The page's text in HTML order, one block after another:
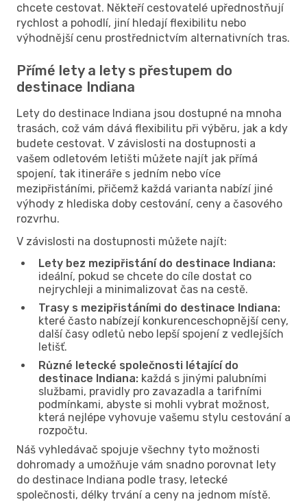
chcete cestovat. Někteří cestovatelé upřednostňují
rychlost a pohodlí, jiní hledají flexibilitu nebo
výhodnější cenu prostřednictvím alternativních tras.
Přímé lety a lety s přestupem do
destinace Indiana
Lety do destinace Indiana jsou dostupné na mnoha
trasách, což vám dává flexibilitu při výběru, jak a kdy
budete cestovat. V závislosti na dostupnosti a
vašem odletovém letišti můžete najít jak přímá
spojení, tak itineráře s jedním nebo více
mezipřistáními, přičemž každá varianta nabízí jiné
výhody z hlediska doby cestování, ceny a časového
rozvrhu.
V závislosti na dostupnosti můžete najít:
Lety bez mezipřistání do destinace Indiana:
ideální, pokud se chcete do cíle dostat co
nejrychleji a minimalizovat čas na cestě.
Trasy s mezipřistáními do destinace Indiana:
které často nabízejí konkurenceschopnější ceny,
další časy odletů nebo lepší spojení z vedlejších
letišť.
Různé letecké společnosti létající do
destinace Indiana: každá s jinými palubními
službami, pravidly pro zavazadla a tarifními
podmínkami, abyste si mohli vybrat možnost,
která nejlépe vyhovuje vašemu stylu cestování a
rozpočtu.
Náš vyhledávač spojuje všechny tyto možnosti
dohromady a umožňuje vám snadno porovnat lety
do destinace Indiana podle trasy, letecké
společnosti, délky trvání a ceny na jednom místě.